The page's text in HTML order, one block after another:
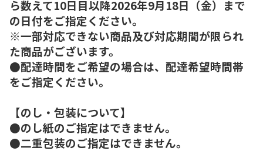
ら数えて10日目以降2026年9月18日（金）まで
の日付をご指定ください。
※一部対応できない商品及び対応期間が限られ
た商品がございます。
●配達時間をご希望の場合は、配達希望時間帯
をご指定ください。
【のし・包装について】
●のし紙のご指定はできません。
●二重包装のご指定はできません。